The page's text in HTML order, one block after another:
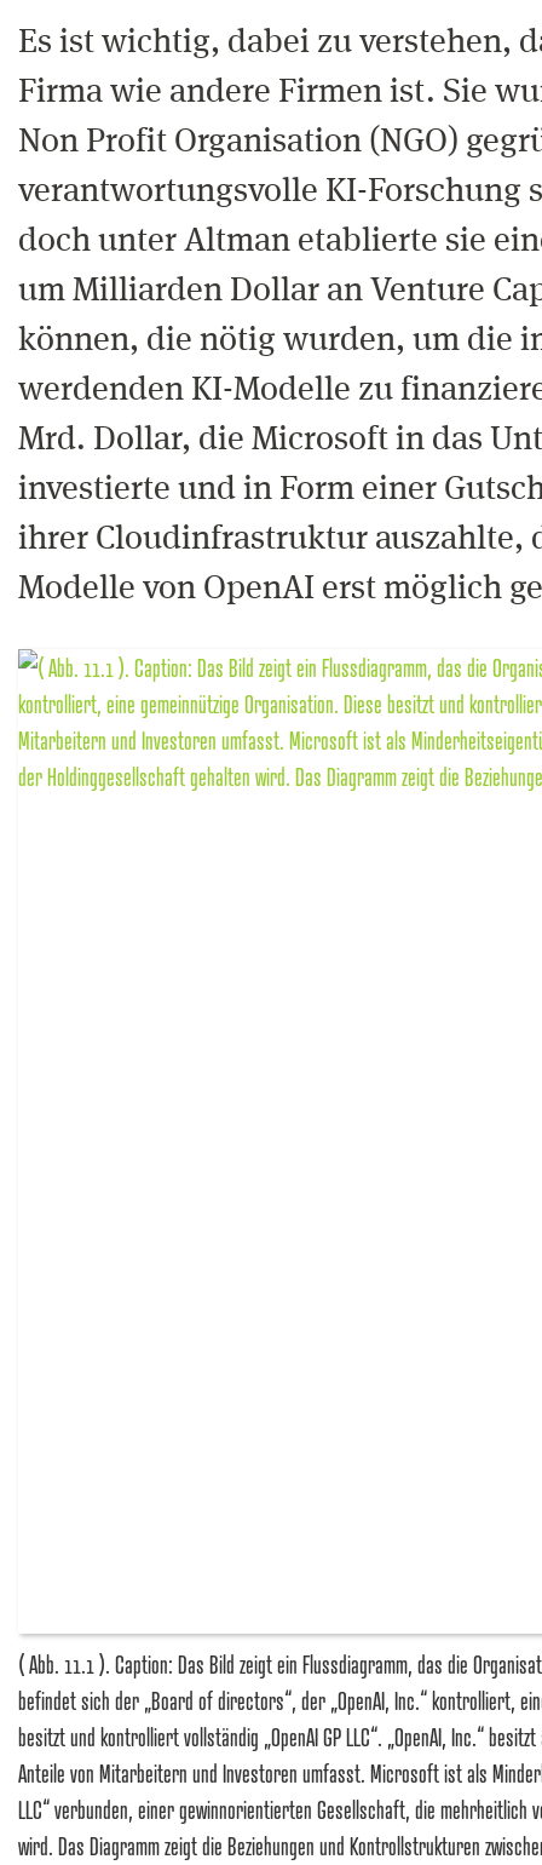
Es ist wichtig, dabei zu verstehen,
Firma wie andere Firmen ist. Sie
Non Profit Organisation (NGO)
verantwortungsvolle KI-Forschung
doch unter Altman etablierte sie
um Milliarden Dollar an Venture
können, die nötig wurden, um die
werdenden KI-Modelle zu
Mrd. Dollar, die Microsoft in das
investierte und in Form einer
ihrer Cloudinfrastruktur auszahlte,
Modelle von OpenAI erst möglich
( Abb. 11.1 ). Caption: Das Bild zeigt ein Flussdiagramm, das die
befindet sich der „Board of directors“, der „OpenAI, Inc.“ kontrolliert,
besitzt und kontrolliert vollständig „OpenAI GP LLC“. „OpenAI, Inc.“
Anteile von Mitarbeitern und Investoren umfasst. Microsoft ist als
LLC“ verbunden, einer gewinnorientierten Gesellschaft, die mehrheitlich
wird. Das Diagramm zeigt die Beziehungen und Kontrollstrukturen